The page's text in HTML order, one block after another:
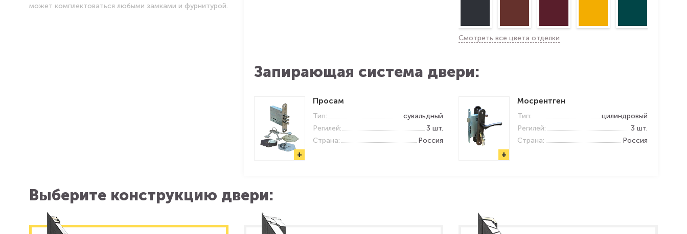
может комплектоваться любыми замками и фурнитурой.
Смотреть все цвета отделки
Запирающая система двери:
+
Просам
Тип:
сувальдный
Регилей:
3 шт.
Страна:
Россия
+
Мосрентген
Тип:
цилиндровый
Регилей:
3 шт.
Страна:
Россия
Выберите конструкцию двери: